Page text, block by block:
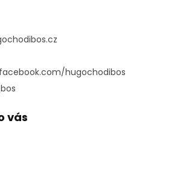
hugochodibos
vás